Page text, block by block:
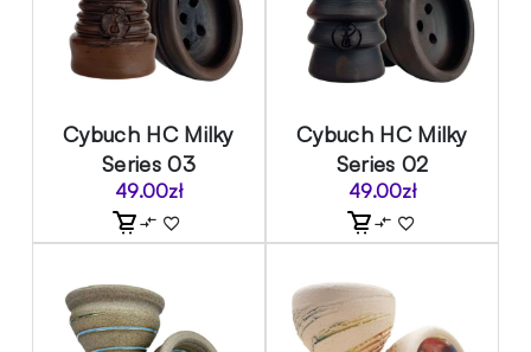
Cybuch HC Milky
Series 03
49.00zł
Cybuch HC Milky
Series 02
49.00zł